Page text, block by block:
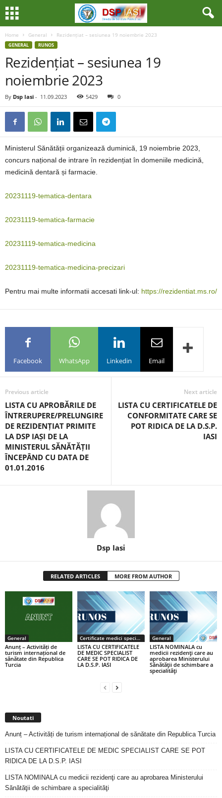
Home General Rezidențiat – sesiunea 19 noiembrie 2023
GENERAL RUNOS
Rezidențiat – sesiunea 19
noiembrie 2023
By Dsp Iasi - 11.09.2023 5429 0
Ministerul Sănătății organizează duminică, 19 noiembrie 2023,
concurs național de intrare în rezidențiat în domeniile medicină,
medicină dentară și farmacie.
20231119-tematica-dentara
20231119-tematica-farmacie
20231119-tematica-medicina
20231119-tematica-medicina-precizari
Pentru mai multe informatii accesati link-ul: https://rezidentiat.ms.ro/
Facebook WhatsApp Linkedin Email
Previous article
LISTA CU APROBĂRILE DE
ÎNTRERUPERE/PRELUNGIRE
DE REZIDENȚIAT PRIMITE
LA DSP IAȘI DE LA
MINISTERUL SĂNĂTĂȚII
ÎNCEPÂND CU DATA DE
01.01.2016
Next article
LISTA CU CERTIFICATELE DE
CONFORMITATE CARE SE
POT RIDICA DE LA D.S.P.
IASI
Dsp Iasi
RELATED ARTICLES MORE FROM AUTHOR
General
Anunț – Activități de
turism internațional de
sănătate din Republica
Turcia
Certificate medici specialiști / primari
LISTA CU CERTIFICATELE
DE MEDIC SPECIALIST
CARE SE POT RIDICA DE
LA D.S.P. IASI
General
LISTA NOMINALA cu
medicii rezidenţi care au
aprobarea Ministerului
Sănătăţii de schimbare a
specialităţi
Noutati
Anunț – Activități de turism internațional de sănătate din Republica Turcia
LISTA CU CERTIFICATELE DE MEDIC SPECIALIST CARE SE POT
RIDICA DE LA D.S.P. IASI
LISTA NOMINALA cu medicii rezidenţi care au aprobarea Ministerului
Sănătăţii de schimbare a specialităţi